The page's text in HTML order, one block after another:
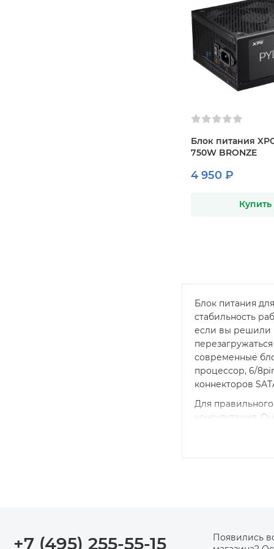
Блок питания
750W BRONZE
4 950 ₽
Купить
Блок питания
стабильность
если вы решили
современные
процессор, 6/
коннекторов
Для
консультация.
просто
+7 (495) 255-55-15
Появились